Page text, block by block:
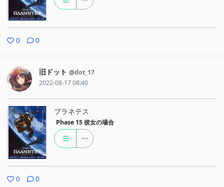
0 0
旧ドット @dot_17
2022-08-17 08:40
プラネテス
Phase 15 彼女の場合
0 0